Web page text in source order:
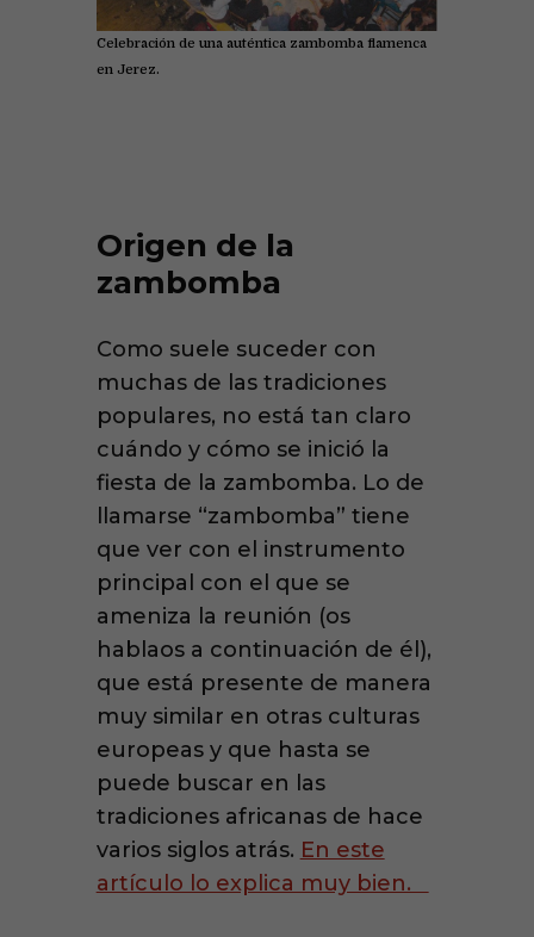
Celebración de una auténtica zambomba flamenca
en Jerez.
Origen de la
zambomba
Como suele suceder con
muchas de las tradiciones
populares, no está tan claro
cuándo y cómo se inició la
fiesta de la zambomba. Lo de
llamarse “zambomba” tiene
que ver con el instrumento
principal con el que se
ameniza la reunión (os
hablaos a continuación de él),
que está presente de manera
muy similar en otras culturas
europeas y que hasta se
puede buscar en las
tradiciones africanas de hace
varios siglos atrás. En este
artículo lo explica muy bien.